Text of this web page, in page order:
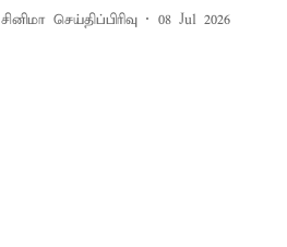
சினிமா செய்திப்பிரிவு 08 Jul 2026